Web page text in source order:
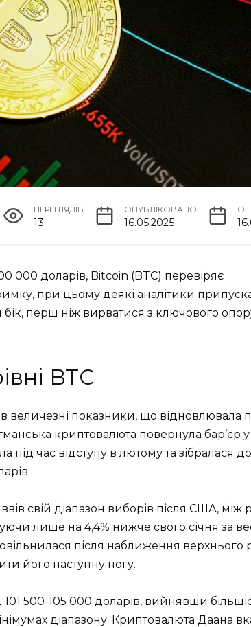
ПЕРЕГЛЯДІВ
13
ОПУБЛІКОВАНО
16.05.2025
000 доларів, Bitcoin (BTC) перевіряє
при цьому деякі аналітики
перш ніж вирватися з ключового
BTC
величезні показники, що відновлювала
криптовалюта повернула бар’єр у
під час відступу в лютому та зібралася до
свій діапазон виборів після США, між
лише на 4,4% нижче свого січня за
після наближення верхнього
його наступну ногу.
500-105 000 доларів, вийнявши
діапазону. Криптовалюта Даана